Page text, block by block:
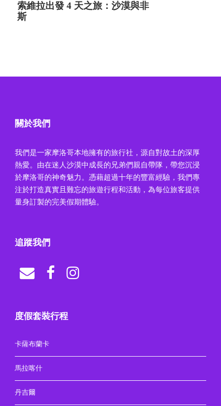
索維拉出發 4 天之旅：沙漠與非
斯
關於我們
我們是一家摩洛哥本地擁有的旅行社，源自對故土的深厚
熱愛。由在迷人沙漠中成長的兄弟們親自帶隊，帶您沉浸
於摩洛哥的神奇魅力。憑藉超過十年的豐富經驗，我們專
注於打造真實且難忘的旅遊行程和活動，為每位旅客提供
量身訂製的完美假期體驗。
追蹤我們
度假套裝行程
卡薩布蘭卡
馬拉喀什
丹吉爾